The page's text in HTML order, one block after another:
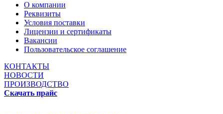
О компании
Реквизиты
Условия поставки
Лицензии и сертификаты
Вакансии
Пользовательское соглашение
КОНТАКТЫ
НОВОСТИ
ПРОИЗВОДСТВО
Скачать прайс